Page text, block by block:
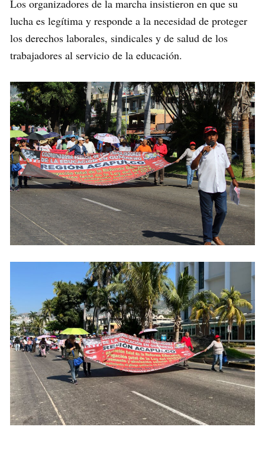
Los organizadores de la marcha insistieron en que su
lucha es legítima y responde a la necesidad de proteger
los derechos laborales, sindicales y de salud de los
trabajadores al servicio de la educación.